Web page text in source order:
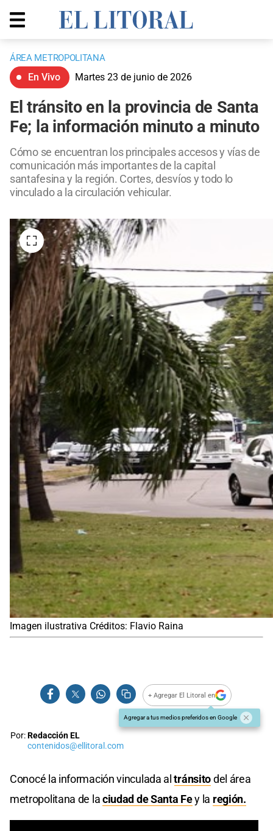
ÁREA METROPOLITANA
En Vivo Martes 23 de junio de 2026
El tránsito en la provincia de Santa
Fe; la información minuto a minuto
Cómo se encuentran los principales accesos y vías de
comunicación más importantes de la capital
santafesina y la región. Cortes, desvíos y todo lo
vinculado a la circulación vehicular.
Imagen ilustrativa Créditos: Flavio Raina
+ Agregar El Litoral en
Agregar a tus medios preferidos en Google
Por:Redacción EL
contenidos@ellitoral.com
Conocé la información vinculada altránsitodel área
metropolitana de laciudad de Santa Fey la región.